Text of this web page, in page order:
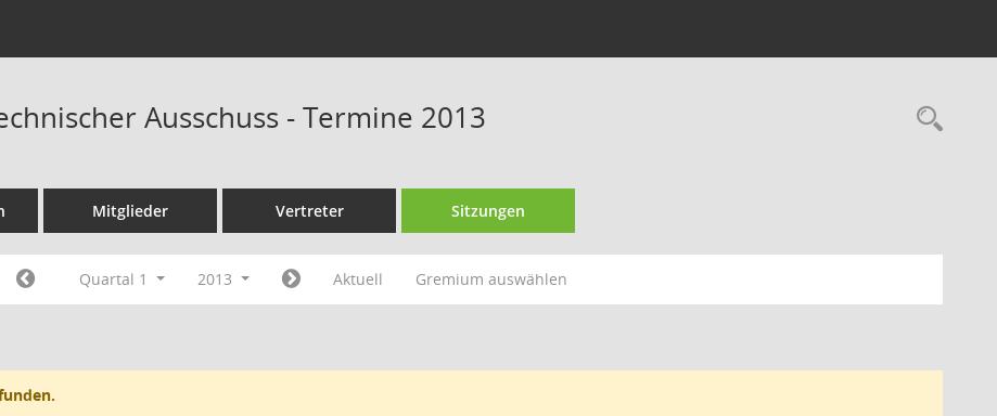
Ausschuss - Termine 2013
Mitglieder Vertreter Sitzungen
Quartal 1 2013 Aktuell Gremium auswählen